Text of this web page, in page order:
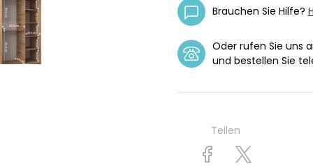
Brauchen Sie Hilfe?
Oder rufen Sie uns
und bestellen Sie
Teilen